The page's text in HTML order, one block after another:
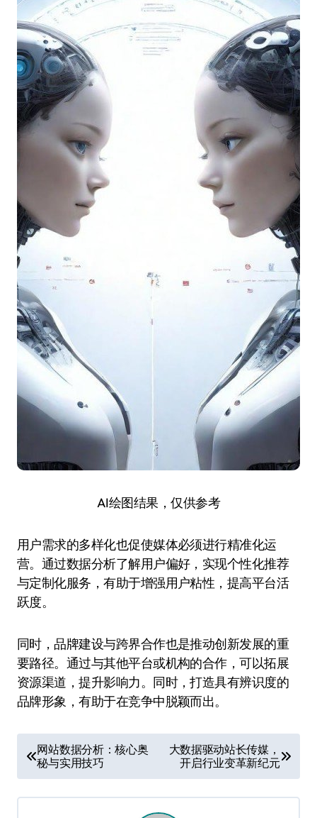
AI绘图结果，仅供参考
用户需求的多样化也促使媒体必须进行精准化运
营。通过数据分析了解用户偏好，实现个性化推荐
与定制化服务，有助于增强用户粘性，提高平台活
跃度。
同时，品牌建设与跨界合作也是推动创新发展的重
要路径。通过与其他平台或机构的合作，可以拓展
资源渠道，提升影响力。同时，打造具有辨识度的
品牌形象，有助于在竞争中脱颖而出。
章
导
网站数据分析：核心奥
秘与实用技巧
大数据驱动站长传媒，
开启行业变革新纪元